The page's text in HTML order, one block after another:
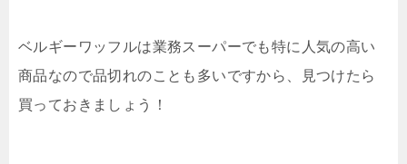
ベルギーワッフルは業務スーパーでも特に人気の高い
商品なので品切れのことも多いですから、見つけたら
買っておきましょう！